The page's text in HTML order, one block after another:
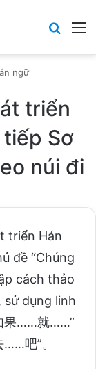
ngữ
triển
tiếp Sơ
núi đi
triển Hán
đề “Chúng
cách thảo
sử dụng linh
果……就……”
吧”。